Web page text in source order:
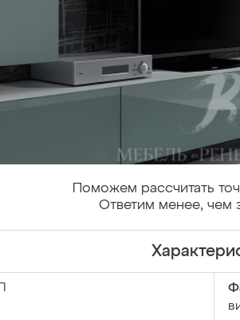
Поможем рассчитать
Ответим менее, чем